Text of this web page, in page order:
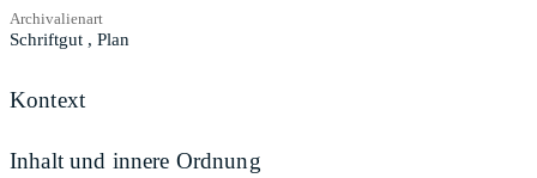
Archivalienart
Schriftgut , Plan
Kontext
Inhalt und innere Ordnung